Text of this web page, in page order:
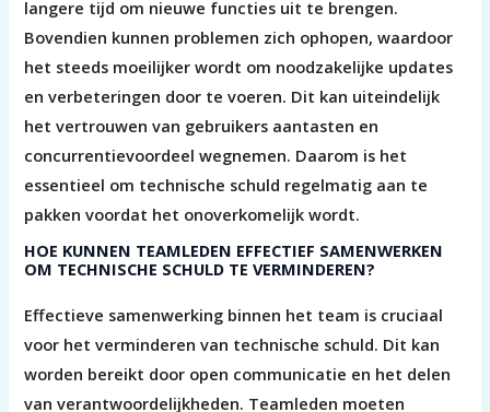
langere tijd om nieuwe functies uit te brengen.
Bovendien kunnen problemen zich ophopen, waardoor
het steeds moeilijker wordt om noodzakelijke updates
en verbeteringen door te voeren. Dit kan uiteindelijk
het vertrouwen van gebruikers aantasten en
concurrentievoordeel wegnemen. Daarom is het
essentieel om technische schuld regelmatig aan te
pakken voordat het onoverkomelijk wordt.
HOE KUNNEN TEAMLEDEN EFFECTIEF SAMENWERKEN
OM TECHNISCHE SCHULD TE VERMINDEREN?
Effectieve samenwerking binnen het team is cruciaal
voor het verminderen van technische schuld. Dit kan
worden bereikt door open communicatie en het delen
van verantwoordelijkheden. Teamleden moeten